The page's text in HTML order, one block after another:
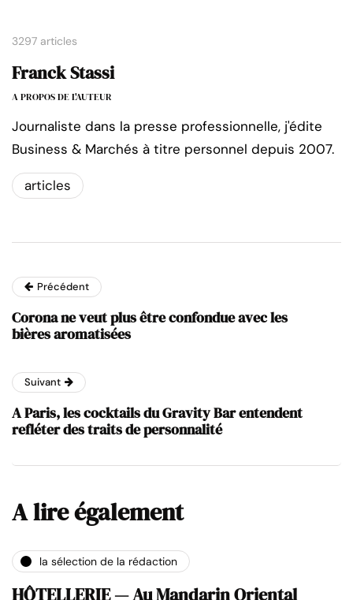
3297 articles
Franck Stassi
A PROPOS DE L'AUTEUR
Journaliste dans la presse professionnelle, j'édite
Business & Marchés à titre personnel depuis 2007.
articles
Précédent
Corona ne veut plus être confondue avec les
bières aromatisées
Suivant
A Paris, les cocktails du Gravity Bar entendent
refléter des traits de personnalité
A lire également
la sélection de la rédaction
HÔTELLERIE — Au Mandarin Oriental